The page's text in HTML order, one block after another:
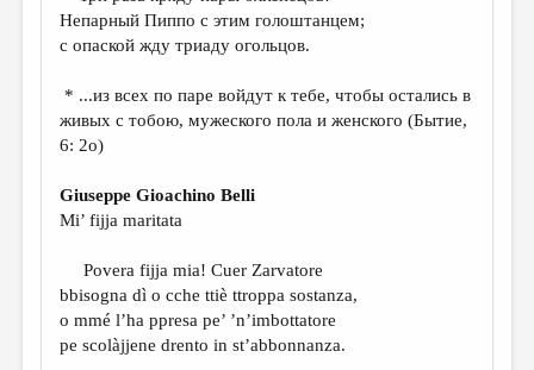
ЭССЕИСТИКА
ЛИТЕРАТУРОВЕДЕНИЕ
КУЛЬТУРОВЕДЕНИЕ
РЕЦЕНЗИРОВАНИЕ
ТРЕДИАКОВСКИЙ
Непарный Пиппо с этим голоштанцем;
с опаской жду триаду огольцов.
* ...из всех по паре войдут к тебе, чтобы остались в
живых с тобою, мужеского пола и женского (Бытие,
6: 2o)
Giuseppe Gioachino Belli
Mi’ fijja maritata
Povera fijja mia! Cuer Zarvatore
bbisogna dì o cche ttiè ttroppa sostanza,
o mmé l’ha ppresa pe’ ’n’imbottatore
pe scolàjjene drento in st’abbonnanza.